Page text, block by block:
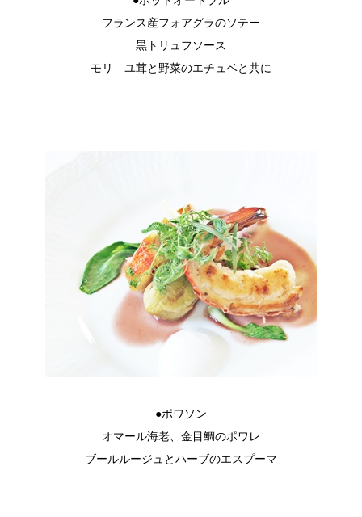
フランス産フォアグラのソテー
黒トリュフソース
モリ―ユ茸と野菜のエチュベと共に
●ポワソン
オマール海老、金目鯛のポワレ
ブールルージュとハーブのエスプーマ